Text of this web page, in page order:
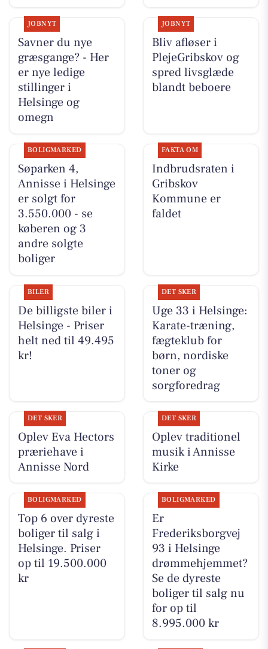
JOBNYT
Savner du nye
græsgange? - Her
er nye ledige
stillinger i
Helsinge og
omegn
JOBNYT
Bliv afløser i
PlejeGribskov og
spred livsglæde
blandt beboere
BOLIGMARKED
Søparken 4,
Annisse i Helsinge
er solgt for
3.550.000 - se
køberen og 3
andre solgte
boliger
FAKTA OM
Indbrudsraten i
Gribskov
Kommune er
faldet
BILER
De billigste biler i
Helsinge - Priser
helt ned til 49.495
kr!
DET SKER
Uge 33 i Helsinge:
Karate-træning,
fægteklub for
børn, nordiske
toner og
sorgforedrag
DET SKER
Oplev Eva Hectors
præriehave i
Annisse Nord
DET SKER
Oplev traditionel
musik i Annisse
Kirke
BOLIGMARKED
Top 6 over dyreste
boliger til salg i
Helsinge. Priser
op til 19.500.000
kr
BOLIGMARKED
Er
Frederiksborgvej
93 i Helsinge
drømmehjemmet?
Se de dyreste
boliger til salg nu
for op til
8.995.000 kr